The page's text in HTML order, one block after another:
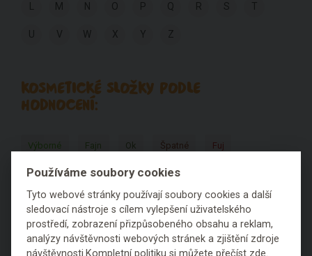
M N O P Q R S T
V W X Y Z
KOSMETICKÉ SLOŽKY PODLE
HODNOCENÍ:
Výborné Fajn Ok Špatné Fuj
Nezařaditelné látky
Používáme soubory cookies
Tyto webové stránky používají soubory cookies a další
sledovací nástroje s cílem vylepšení uživatelského
prostředí, zobrazení přizpůsobeného obsahu a reklam,
analýzy návštěvnosti webových stránek a zjištění zdroje
návštěvnosti.Kompletní politikusi můžete přečíst zde.